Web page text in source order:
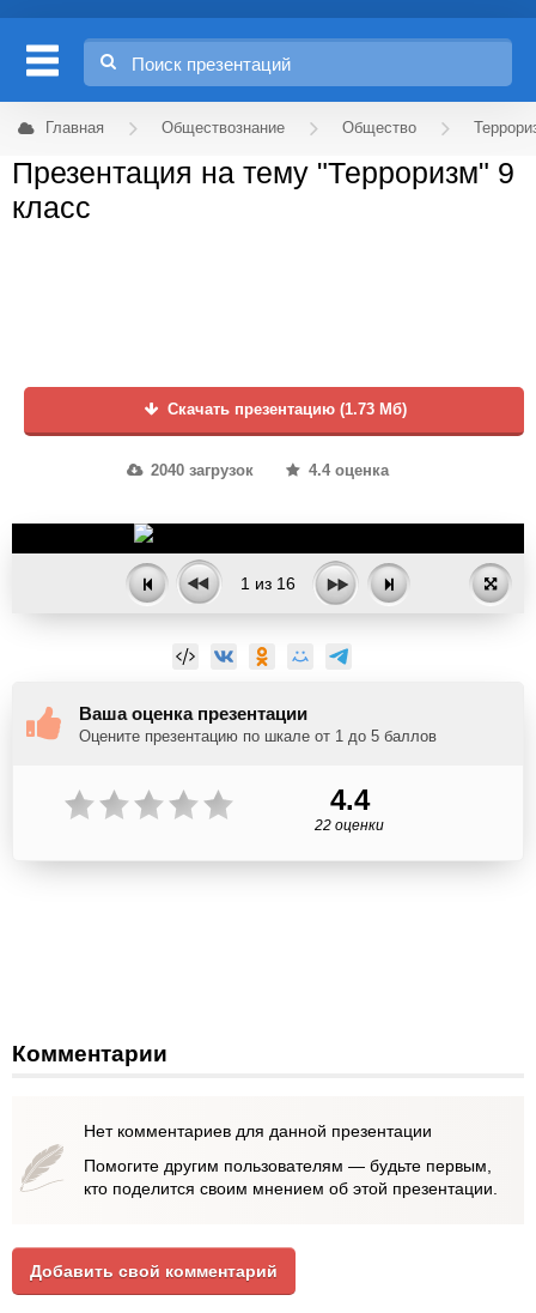
Главная Обществознание Общество
Презентация на тему "Терроризм" 9
класс
Скачать презентацию (1.73 Мб)
2040 загрузок 4.4 оценка
1 из 16
Ваша оценка презентации
Оцените презентацию по шкале от 1 до 5 баллов
4.4
22 оценки
Комментарии
Нет комментариев для данной презентации
Помогите другим пользователям — будьте первым,
кто поделится своим мнением об этой презентации.
Добавить свой комментарий